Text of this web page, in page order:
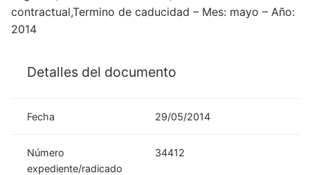
contractual,Termino de caducidad – Mes: mayo – Año:
2014
Detalles del documento
Fecha 29/05/2014
Número
expediente/radicado
34412